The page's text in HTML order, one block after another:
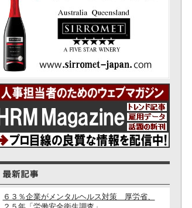
６３％企業がメンタルヘルス対策 厚労省、